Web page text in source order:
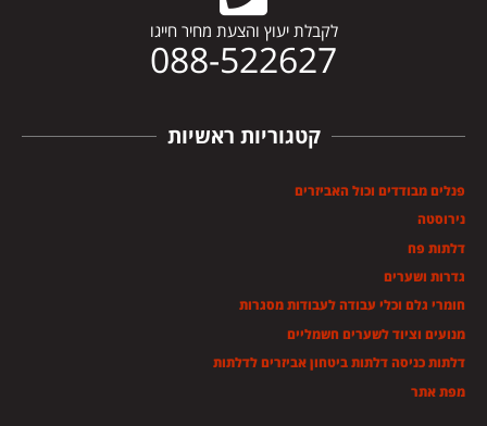
לקבלת יעוץ והצעת מחיר חייגו
088-522627
קטגוריות ראשיות
פנלים מבודדים וכול האביזרים
נירוסטה
דלתות פח
גדרות ושערים
חומרי גלם וכלי עבודה לעבודות מסגרות
מנועים וציוד לשערים חשמליים
דלתות כניסה דלתות ביטחון אביזרים לדלתות
מפת אתר